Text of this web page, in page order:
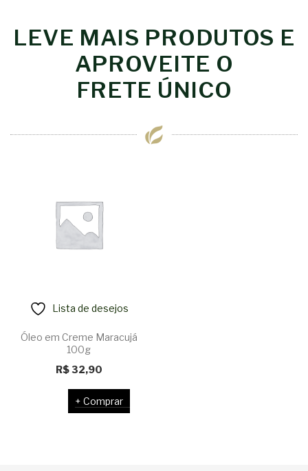
LEVE MAIS PRODUTOS E
APROVEITE O
FRETE ÚNICO
Lista de desejos
Óleo em Creme Maracujá
100g
R$32,90
Comprar